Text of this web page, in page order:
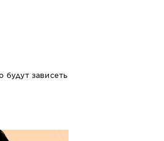
будут зависеть